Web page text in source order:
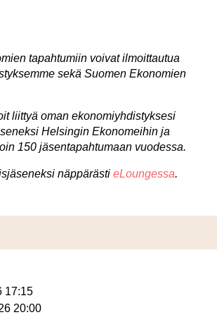
tapahtumiin voivat ilmoittautua
sekä Suomen Ekonomien
liittyä oman ekonomiyhdistyksesi
Helsingin Ekonomeihin ja
150 jäsentapahtumaan vuodessa.
näppärästi eLoungessa.
17:15
20:00